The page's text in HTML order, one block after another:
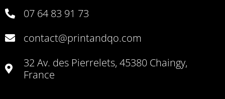
07 64 83 91 73
contact@printandqo.com
32 Av. des Pierrelets, 45380 Chaingy,
France